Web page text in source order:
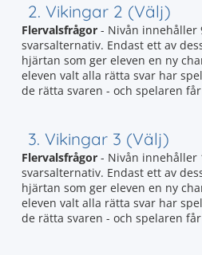
2. Vikingar 2 (Välj)
Flervalsfrågor - Nivån innehåller
svarsalternativ. Endast ett av
hjärtan som ger eleven en ny
eleven valt alla rätta svar har
de rätta svaren - och spelaren
3. Vikingar 3 (Välj)
Flervalsfrågor - Nivån innehåller
svarsalternativ. Endast ett av
hjärtan som ger eleven en ny
eleven valt alla rätta svar har
de rätta svaren - och spelaren